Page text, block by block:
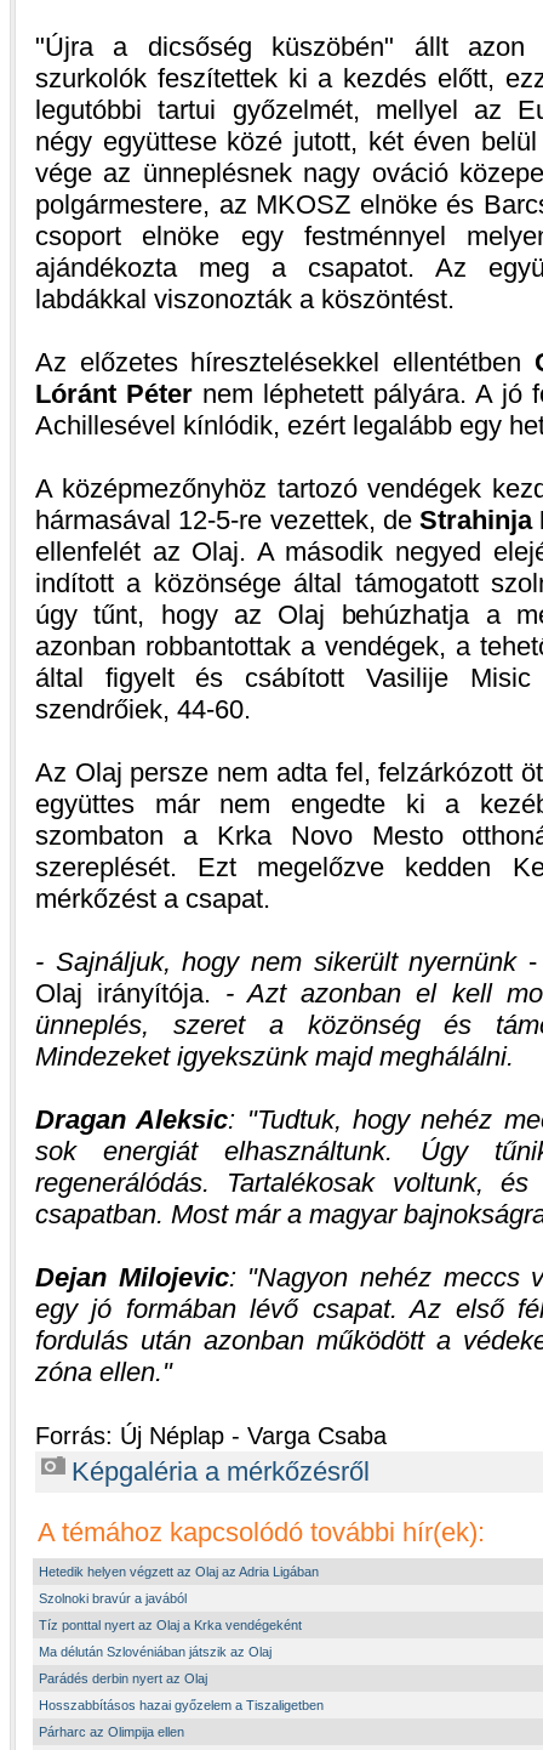
"Újra a dicsőség küszöbén" állt azon
szurkolók feszítettek ki a kezdés előtt,
legutóbbi tartui győzelmét, mellyel az
négy együttese közé jutott, két éven
vége az ünneplésnek nagy ováció
polgármestere, az MKOSZ elnöke és
csoport elnöke egy festménnyel
ajándékozta meg a csapatot. Az
labdákkal viszonozták a köszöntést.
Az előzetes híresztelésekkel ellentétben
Lóránt Péter nem léphetett pályára. A jó
Achillesével kínlódik, ezért legalább egy
A középmezőnyhöz tartozó vendégek
hármasával 12-5-re vezettek, deStrahinja
ellenfelét az Olaj. A második negyed
indított a közönsége által támogatott
úgy tűnt, hogy az Olaj behúzhatja a
azonban robbantottak a vendégek, a
által figyelt és csábított Vasilije Misic
szendrőiek, 44-60.
Az Olaj persze nem adta fel, felzárkózott
együttes már nem engedte ki a
szombaton a Krka Novo Mesto
szereplését. Ezt megelőzve kedden
mérkőzést a csapat.
- Sajnáljuk, hogy nem sikerült nyernünk-
Olaj irányítója. - Azt azonban el kell
ünneplés, szeret a közönség és
Mindezeket igyekszünk majd meghálálni.
Dragan Aleksic:
Tudtuk, hogy nehéz
sok energiát elhasználtunk. Úgy
regenerálódás. Tartalékosak voltunk,
csapatban. Most már a magyar
Dejan Milojevic:
Nagyon nehéz meccs
egy jó formában lévő csapat. Az első
fordulás után azonban működött a
zóna ellen.
Forrás: Új Néplap - Varga Csaba
Képgaléria a mérkőzésről
A témához kapcsolódó további hír(ek):
Hetedik helyen végzett az Olaj az Adria Ligában
Szolnoki bravúr a javából
Tíz ponttal nyert az Olaj a Krka vendégeként
Ma délután Szlovéniában játszik az Olaj
Parádés derbin nyert az Olaj
Hosszabbításos hazai győzelem a Tiszaligetben
Párharc az Olimpija ellen